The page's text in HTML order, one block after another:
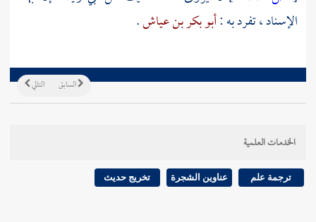
الإسناد ، تفرد به :أبو بكر بن عياش.
التالي السابق
الخدمات العلمية
ترجمة علم عناوين الشجرة تخريج حديث